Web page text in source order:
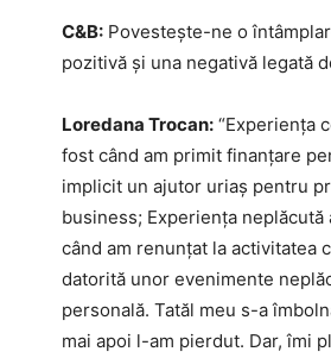
C&B: Povestește-ne o
pozitivă și una negativă legată
Loredana Trocan: “Experiența
fost când am primit finanțare
implicit un ajutor uriaș pentru
business; Experiența neplăcută
când am renunțat la activitatea
datorită unor evenimente
personală. Tatăl meu s-a
mai apoi l-am pierdut. Dar, îmi